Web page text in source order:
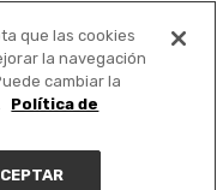
PUBLICA GRATIS +
que las cookies
la navegación
cambiar la
Política de